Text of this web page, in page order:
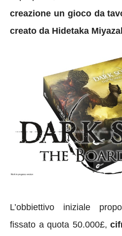
creazione un gioco da
creato da Hidetaka
L’obbiettivo iniziale
fissato a quota 50.000£,